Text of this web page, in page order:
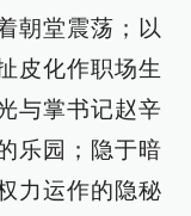
朝堂震荡；以
皮化作职场生
与掌书记赵辛
乐园；隐于暗
力运作的隐秘